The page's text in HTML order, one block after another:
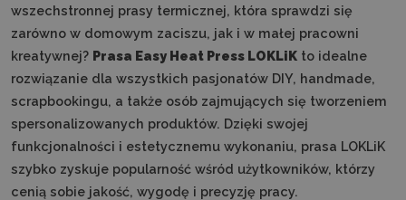
wszechstronnej prasy termicznej, która sprawdzi się
zarówno w domowym zaciszu, jak i w małej pracowni
kreatywnej? Prasa Easy Heat Press LOKLiK to idealne
rozwiązanie dla wszystkich pasjonatów DIY, handmade,
scrapbookingu, a także osób zajmujących się tworzeniem
spersonalizowanych produktów. Dzięki swojej
funkcjonalności i estetycznemu wykonaniu, prasa LOKLiK
szybko zyskuje popularność wśród użytkowników, którzy
cenią sobie jakość, wygodę i precyzję pracy.